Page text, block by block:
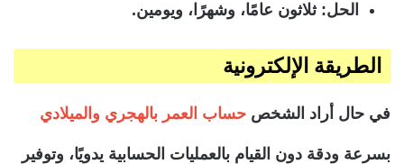
الحل:ثلاثون عامًا، وشهرًا، ويومين.
الطريقة الإلكترونية
في حال أراد الشخص حساب العمر بالهجري والميلادي
بسرعة ودقة دون القيام بالعمليات الحسابية يدويًا، وتوفير